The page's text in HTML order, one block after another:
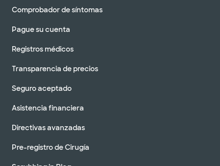
Comprobador de síntomas
Pague su cuenta
Registros médicos
Transparencia de precios
Seguro aceptado
Asistencia financiera
Directivas avanzadas
Pre-registro de Cirugía